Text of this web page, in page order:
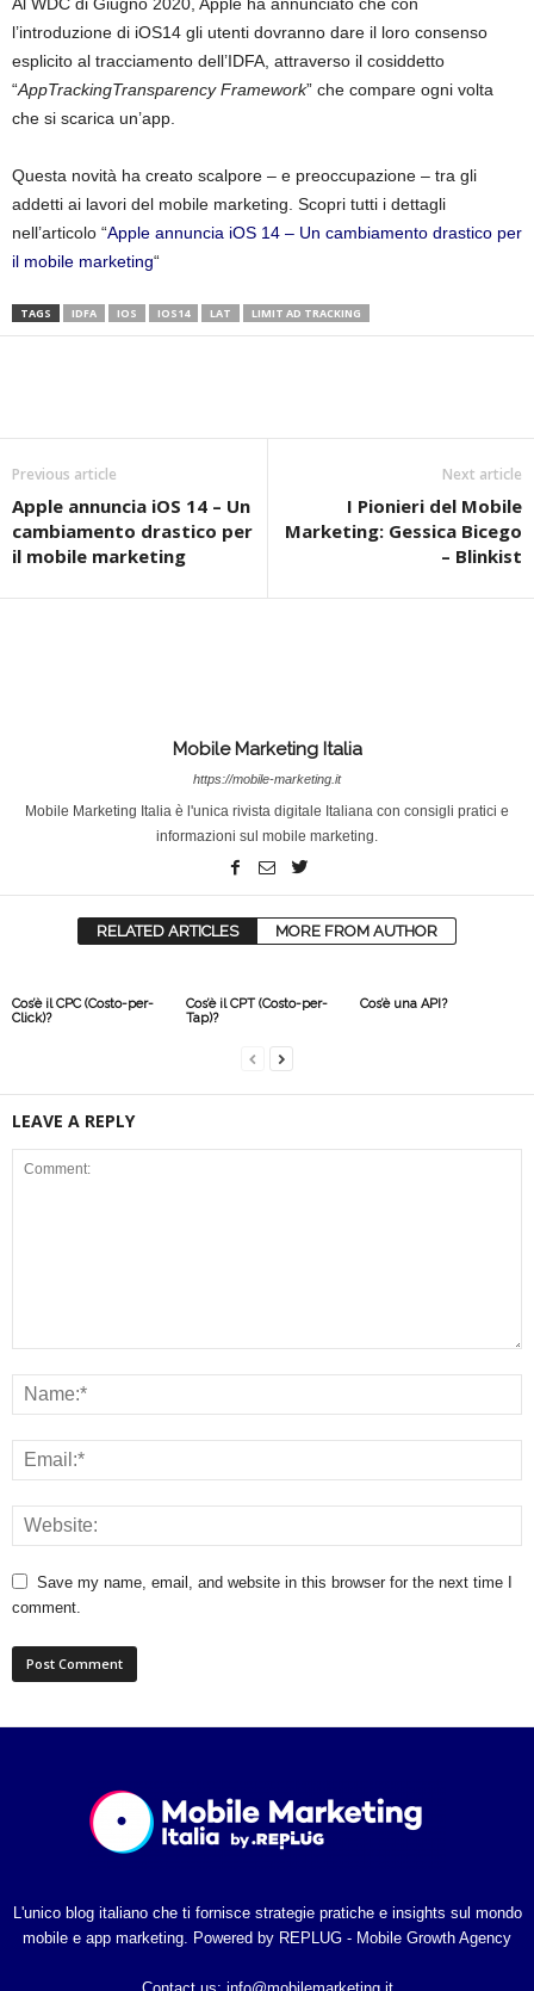
l’introduzione di iOS14 gli utenti dovranno dare il loro consenso
esplicito al tracciamento dell’IDFA, attraverso il cosiddetto
“AppTrackingTransparency Framework” che compare ogni volta
che si scarica un’app.
Questa novità ha creato scalpore – e preoccupazione – tra gli
addetti ai lavori del mobile marketing. Scopri tutti i dettagli
nell’articolo “Apple annuncia iOS 14 – Un cambiamento drastico per
il mobile marketing“
TAGS IDFA IOS IOS14 LAT LIMIT AD TRACKING
Previous article
Apple annuncia iOS 14 – Un
cambiamento drastico per
il mobile marketing
Next article
I Pionieri del Mobile
Marketing: Gessica Bicego
– Blinkist
Mobile Marketing Italia
https://mobile-marketing.it
Mobile Marketing Italia è l'unica rivista digitale Italiana con consigli pratici e
informazioni sul mobile marketing.
RELATED ARTICLES MORE FROM AUTHOR
Cos’è il CPC (Costo-per-
Click)?
Cos’è il CPT (Costo-per-
Tap)?
Cos’è una API?
LEAVE A REPLY
Save my name, email, and website in this browser for the next time I
comment.
L'unico blog italiano che ti fornisce strategie pratiche e insights sul mondo
mobile e app marketing. Powered by REPLUG - Mobile Growth Agency